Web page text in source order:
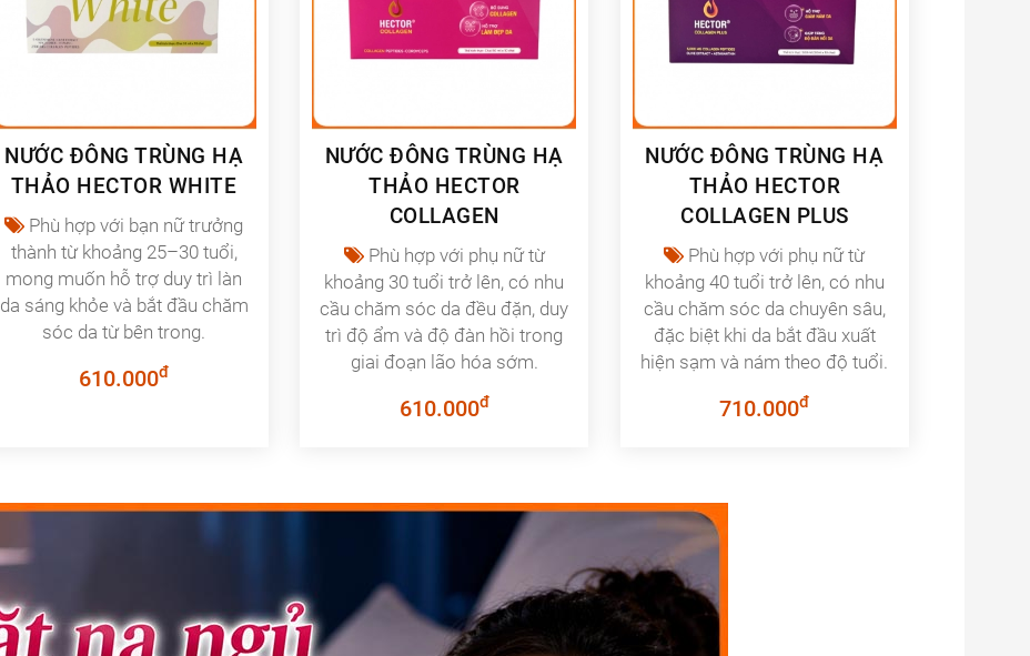
NƯỚC ĐÔNG TRÙNG HẠ
THẢO HECTOR WHITE
Phù hợp với bạn nữ trưởng
thành từ khoảng 25–30 tuổi,
mong muốn hỗ trợ duy trì làn
da sáng khỏe và bắt đầu chăm
sóc da từ bên trong.
610.000đ
NƯỚC ĐÔNG TRÙNG HẠ
THẢO HECTOR
COLLAGEN
Phù hợp với phụ nữ từ
khoảng 30 tuổi trở lên, có nhu
cầu chăm sóc da đều đặn, duy
trì độ ẩm và độ đàn hồi trong
giai đoạn lão hóa sớm.
610.000đ
NƯỚC ĐÔNG TRÙNG HẠ
THẢO HECTOR
COLLAGEN PLUS
Phù hợp với phụ nữ từ
khoảng 40 tuổi trở lên, có nhu
cầu chăm sóc da chuyên sâu,
đặc biệt khi da bắt đầu xuất
hiện sạm và nám theo độ tuổi.
710.000đ